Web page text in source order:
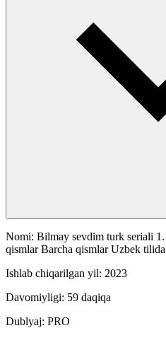
Nomi: Bilmay sevdim turk seriali
qismlar Barcha qismlar Uzbek
Ishlab chiqarilgan yil: 2023
Davomiyligi: 59 daqiqa
Dublyaj: PRO